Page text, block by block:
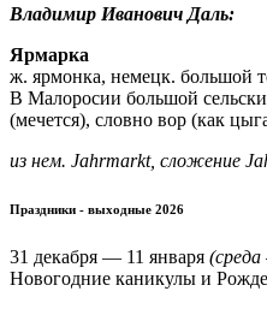
Владимир Иванович Даль:
Ярмарка
ж. ярмонка, немецк. большой
В Малоросии большой
(мечется), словно вор (как
из нем. Jahrmarkt, сложение
Праздники - выходные 2026
31 декабря — 11 января (среда
Новогодние каникулы и